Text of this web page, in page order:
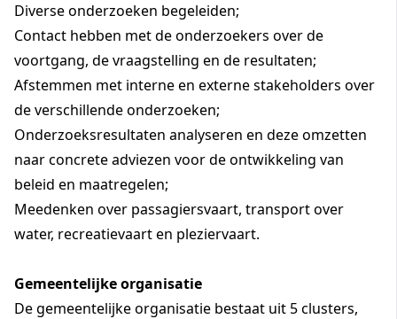
Diverse onderzoeken begeleiden;
Contact hebben met de onderzoekers over de
voortgang, de vraagstelling en de resultaten;
Afstemmen met interne en externe stakeholders over
de verschillende onderzoeken;
Onderzoeksresultaten analyseren en deze omzetten
naar concrete adviezen voor de ontwikkeling van
beleid en maatregelen;
Meedenken over passagiersvaart, transport over
water, recreatievaart en pleziervaart.
Gemeentelijke organisatie
De gemeentelijke organisatie bestaat uit 5 clusters,